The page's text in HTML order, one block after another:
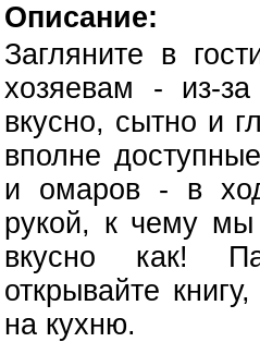
Описание:
Загляните в
хозяевам - из-
вкусно, сытно и
вполне
и омаров - в
рукой, к чему
вкусно как!
открывайте
на кухню.